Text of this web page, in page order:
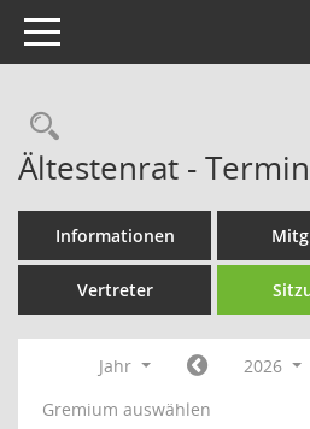
Toggle navigation
Rechercheauswahl
Ältestenrat -
Informationen
Vertreter
Jahr
2026
Gremium auswählen